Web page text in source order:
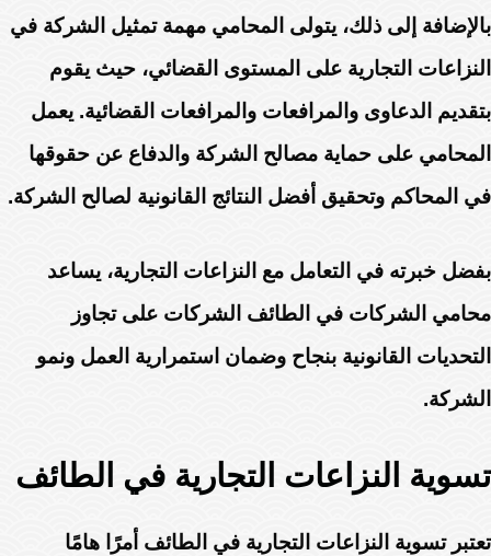
بالإضافة إلى ذلك، يتولى المحامي مهمة تمثيل الشركة في
النزاعات التجارية على المستوى القضائي، حيث يقوم
بتقديم الدعاوى والمرافعات والمرافعات القضائية. يعمل
المحامي على حماية مصالح الشركة والدفاع عن حقوقها
في المحاكم وتحقيق أفضل النتائج القانونية لصالح الشركة.
بفضل خبرته في التعامل مع النزاعات التجارية، يساعد
محامي الشركات في الطائف الشركات على تجاوز
التحديات القانونية بنجاح وضمان استمرارية العمل ونمو
الشركة.
تسوية النزاعات التجارية في الطائف
تعتبر تسوية النزاعات التجارية في الطائف أمرًا هامًا